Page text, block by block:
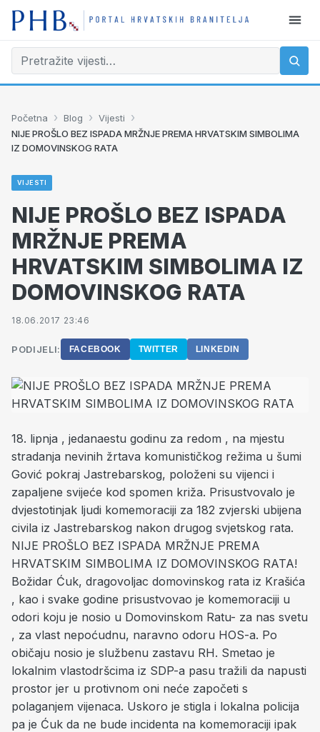
Početna › Blog › Vijesti ›
NIJE PROŠLO BEZ ISPADA MRŽNJE PREMA HRVATSKIM SIMBOLIMA
IZ DOMOVINSKOG RATA
VIJESTI
NIJE PROŠLO BEZ ISPADA
MRŽNJE PREMA
HRVATSKIM SIMBOLIMA IZ
DOMOVINSKOG RATA
18.06.2017 23:46
PODIJELI: FACEBOOK TWITTER LINKEDIN
18. lipnja , jedanaestu godinu za redom , na mjestu
stradanja nevinih žrtava komunističkog režima u šumi
Gović pokraj Jastrebarskog, položeni su vijenci i
zapaljene svijeće kod spomen križa. Prisustvovalo je
dvjestotinjak ljudi komemoraciji za 182 zvjerski ubijena
civila iz Jastrebarskog nakon drugog svjetskog rata.
NIJE PROŠLO BEZ ISPADA MRŽNJE PREMA
HRVATSKIM SIMBOLIMA IZ DOMOVINSKOG RATA!
Božidar Ćuk, dragovoljac domovinskog rata iz Krašića
, kao i svake godine prisustvovao je komemoraciji u
odori koju je nosio u Domovinskom Ratu- za nas svetu
, za vlast nepoćudnu, naravno odoru HOS-a. Po
običaju nosio je službenu zastavu RH. Smetao je
lokalnim vlastodršcima iz SDP-a pasu tražili da napusti
prostor jer u protivnom oni neće započeti s
polaganjem vijenaca. Uskoro je stigla i lokalna policija
pa je Ćuk da ne bude incidenta na komemoraciji ipak